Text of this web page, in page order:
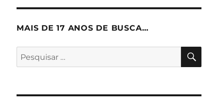
MAIS DE 17 ANOS DE BUSCA…
Pesquisar
por: